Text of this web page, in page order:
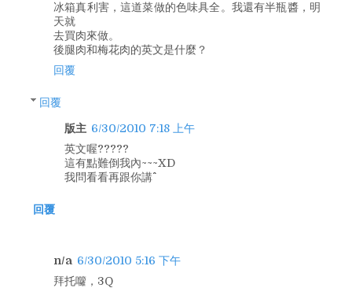
冰箱真利害，這道菜做的色味具全。我還有半瓶醬，明
天就
去買肉來做。
後腿肉和梅花肉的英文是什麼？
回覆
回覆
版主 6/30/2010 7:18 上午
英文喔?????
這有點難倒我內~~~XD
我問看看再跟你講^^
回覆
n/a 6/30/2010 5:16 下午
拜托囖，3Q